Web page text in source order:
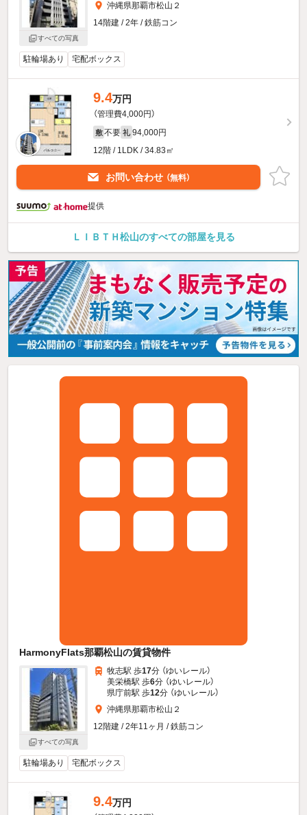
すべての写真
沖縄県那覇市松山２
14階建 / 2年 / 鉄筋コン
駐輪場あり 宅配ボックス
9.4万円
（管理費4,000円）
敷 不要 礼 94,000円
12階 / 1LDK / 34.83㎡
お問い合わせ （無料）
提供
ＬＩＢＴＨ松山のすべての部屋を見る
HarmonyFlats那覇松山の賃貸物件
すべての写真
牧志駅 歩17分 （ゆいレール）
美栄橋駅 歩6分 （ゆいレール）
県庁前駅 歩12分 （ゆいレール）
沖縄県那覇市松山２
12階建 / 2年11ヶ月 / 鉄筋コン
駐輪場あり 宅配ボックス
9.4万円